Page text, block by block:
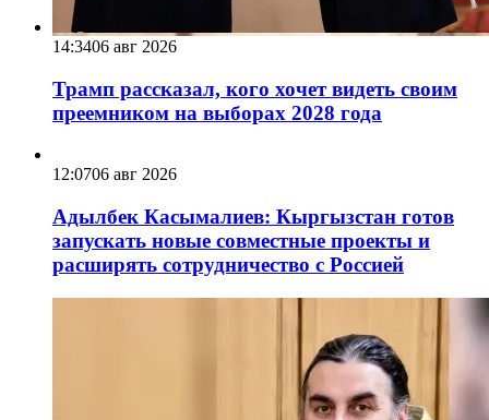
14:3406 авг 2026
Трамп рассказал, кого хочет видеть своим
преемником на выборах 2028 года
12:0706 авг 2026
Адылбек Касымалиев: Кыргызстан готов
запускать новые совместные проекты и
расширять сотрудничество с Россией